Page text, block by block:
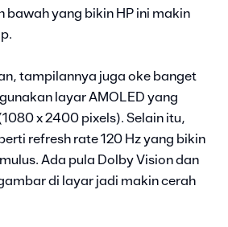
bawah yang bikin HP ini makin
tampilannya juga oke banget
layar AMOLED yang
x 2400 pixels). Selain itu,
refresh rate 120 Hz yang bikin
Ada pula Dolby Vision dan
di layar jadi makin cerah